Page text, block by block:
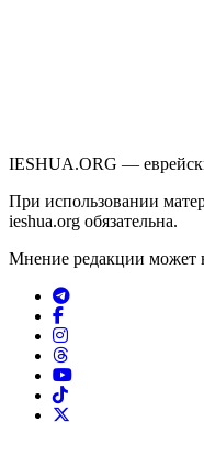
IESHUA.ORG —
При использовании
ieshua.org обязательна.
Мнение редакции может